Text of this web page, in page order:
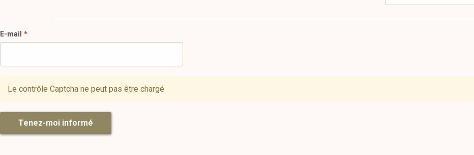
E-mail
Le contrôle Captcha ne peut pas être chargé
Tenez-moi informé